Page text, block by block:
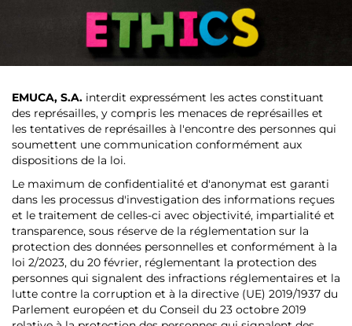
EMUCA, S.A. interdit expressément les actes constituant
des représailles, y compris les menaces de représailles et
les tentatives de représailles à l'encontre des personnes qui
soumettent une communication conformément aux
dispositions de la loi.
Le maximum de confidentialité et d'anonymat est garanti
dans les processus d'investigation des informations reçues
et le traitement de celles-ci avec objectivité, impartialité et
transparence, sous réserve de la réglementation sur la
protection des données personnelles et conformément à la
loi 2/2023, du 20 février, réglementant la protection des
personnes qui signalent des infractions réglementaires et la
lutte contre la corruption et à la directive (UE) 2019/1937 du
Parlement européen et du Conseil du 23 octobre 2019